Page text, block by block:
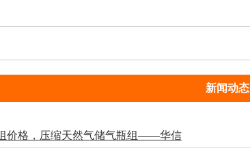
新闻动态
价格，压缩天然气储气瓶组——华信